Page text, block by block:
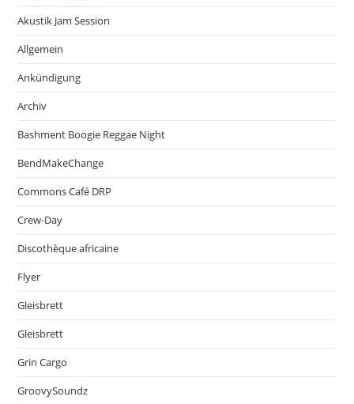
Akustik Jam Session
Allgemein
Ankündigung
Archiv
Bashment Boogie Reggae Night
BendMakeChange
Commons Café DRP
Crew-Day
Discothèque africaine
Flyer
Gleisbrett
Gleisbrett
Grin Cargo
GroovySoundz